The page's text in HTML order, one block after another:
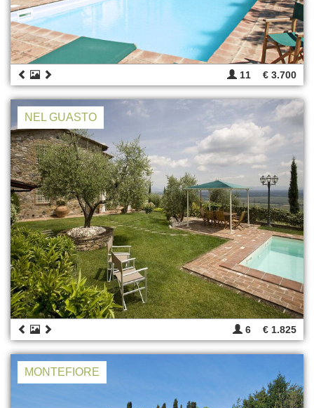
11 € 3.700
NEL GUASTO
6 € 1.825
MONTEFIORE